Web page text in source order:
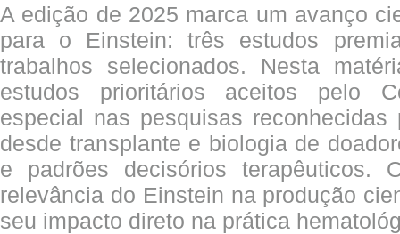
A edição de 2025 marca um avanço
para o Einstein: três estudos
trabalhos selecionados. Nesta
estudos prioritários aceitos pelo
especial nas pesquisas
desde transplante e biologia de
e padrões decisórios terapêuticos.
relevância do Einstein na produção
seu impacto direto na prática